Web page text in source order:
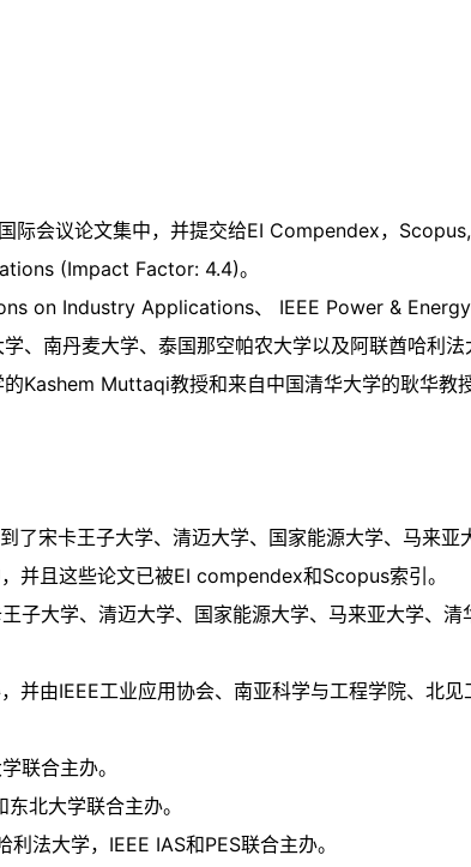
际会议论文集中，并提交给EI Compendex，
(Impact Factor: 4.4)。
on Industry Applications、 IEEE Power &
、南丹麦大学、泰国那空帕农大学以及阿联酋哈利法
Kashem Muttaqi教授和来自中国清华大学的耿华教
宋卡王子大学、清迈大学、国家能源大学、马来
并且这些论文已被EI compendex和Scopus索引。
大学、清迈大学、国家能源大学、马来亚大学、
由IEEE工业应用协会、南亚科学与工程学院、北
联合主办。
北大学联合主办。
法大学，IEEE IAS和PES联合主办。